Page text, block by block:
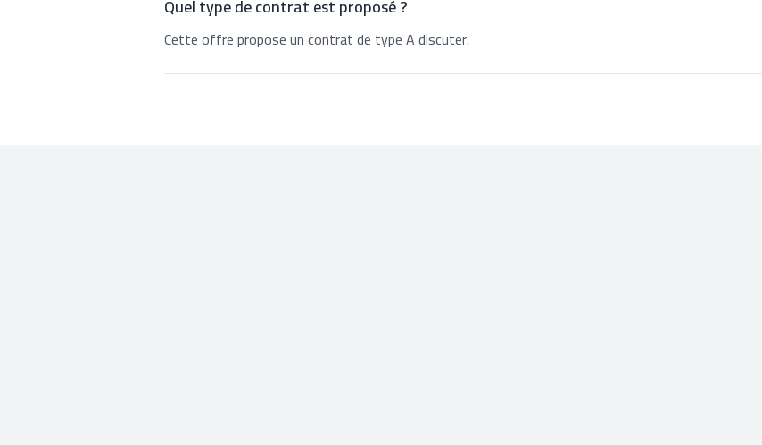
Quel type de contrat est proposé ?
Cette offre propose un contrat de type A discuter.